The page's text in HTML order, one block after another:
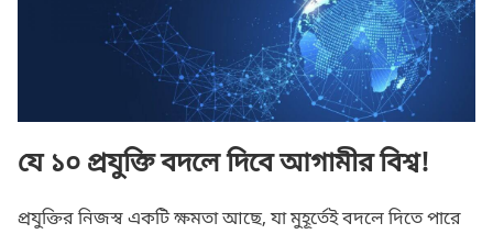
যে ১০ প্রযুক্তি বদলে দিবে আগামীর বিশ্ব!
প্রযুক্তির নিজস্ব একটি ক্ষমতা আছে, যা মুহূর্তেই বদলে দিতে পারে